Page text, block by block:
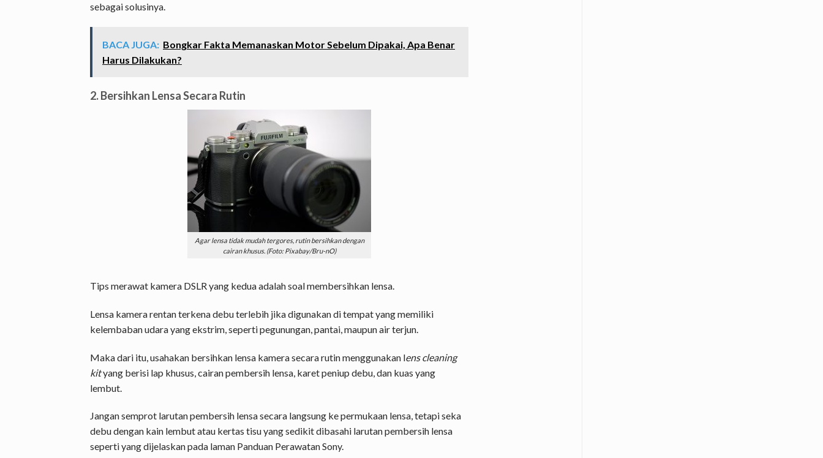
sebagai solusinya.
BACA JUGA: Bongkar Fakta Memanaskan Motor Sebelum Dipakai, Apa Benar
Harus Dilakukan?
2. Bersihkan Lensa Secara Rutin
Agar lensa tidak mudah tergores, rutin bersihkan dengan
cairan khusus. (Foto: Pixabay/Bru-nO)
Tips merawat kamera DSLR yang kedua adalah soal membersihkan lensa.
Lensa kamera rentan terkena debu terlebih jika digunakan di tempat yang memiliki
kelembaban udara yang ekstrim, seperti pegunungan, pantai, maupun air terjun.
Maka dari itu, usahakan bersihkan lensa kamera secara rutin menggunakan lens cleaning
kityang berisi lap khusus, cairan pembersih lensa, karet peniup debu, dan kuas yang
lembut.
Jangan semprot larutan pembersih lensa secara langsung ke permukaan lensa, tetapi seka
debu dengan kain lembut atau kertas tisu yang sedikit dibasahi larutan pembersih lensa
seperti yang dijelaskan pada laman Panduan Perawatan Sony.